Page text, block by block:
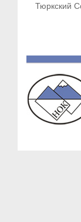
Тюркский